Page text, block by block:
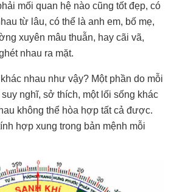
mối quan hệ nào cũng tốt đẹp, có
từ lâu, có thể là anh em, bố mẹ,
xuyên mâu thuẫn, hay cãi vã,
nhau ra mặt.
nhau như vậy? Một phần do mỗi
nghĩ, sở thích, một lối sống khác
không thể hòa hợp tất cả được.
hợp xung trong bản mệnh mỗi